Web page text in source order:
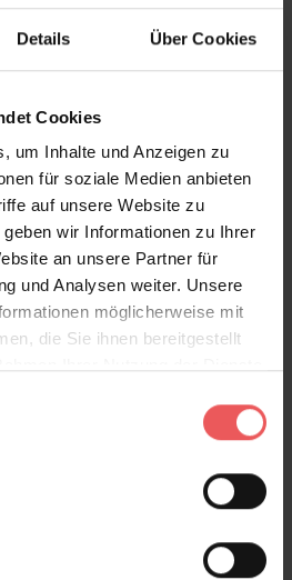
Details Über Cookies
Cookies
um Inhalte und Anzeigen zu
für soziale Medien anbieten
auf unsere Website zu
wir Informationen zu Ihrer
an unsere Partner für
und Analysen weiter. Unsere
möglicherweise mit
die Sie ihnen bereitgestellt
& Zahlung
Teilen!